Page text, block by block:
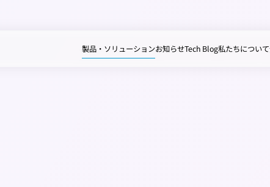
製品・ソリューションお知らせTech Blog私たちについて